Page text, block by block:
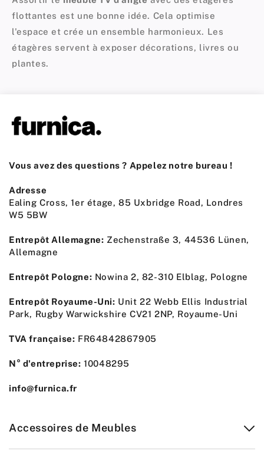
flottantes est une bonne idée. Cela optimise
l'espace et crée un ensemble harmonieux. Les
étagères servent à exposer décorations, livres ou
plantes.
Vous avez des questions ? Appelez notre bureau !
Adresse
Ealing Cross, 1er étage, 85 Uxbridge Road, Londres
W5 5BW
Entrepôt Allemagne: Zechenstraße 3, 44536 Lünen,
Allemagne
Entrepôt Pologne: Nowina 2, 82-310 Elblag, Pologne
Entrepôt Royaume-Uni: Unit 22 Webb Ellis Industrial
Park, Rugby Warwickshire CV21 2NP, Royaume-Uni
TVA française: FR64842867905
N° d'entreprise: 10048295
info@furnica.fr
Accessoires de Meubles